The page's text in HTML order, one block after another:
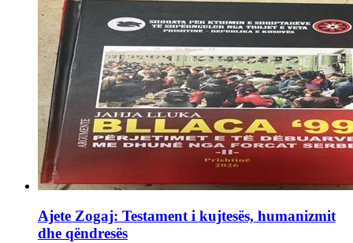
Ajete Zogaj: Testament i kujtesës, humanizmit
dhe qëndresës